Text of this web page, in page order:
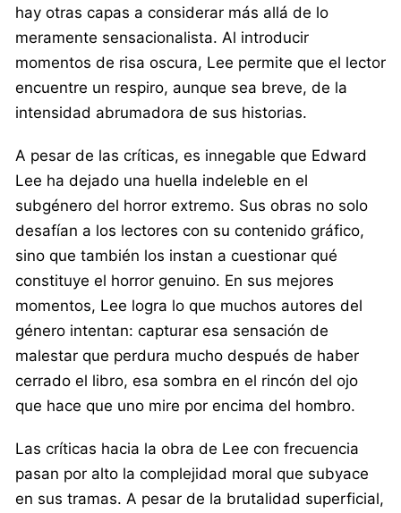
hay otras capas a considerar más allá de lo
meramente sensacionalista. Al introducir
momentos de risa oscura, Lee permite que el lector
encuentre un respiro, aunque sea breve, de la
intensidad abrumadora de sus historias.
A pesar de las críticas, es innegable que Edward
Lee ha dejado una huella indeleble en el
subgénero del horror extremo. Sus obras no solo
desafían a los lectores con su contenido gráfico,
sino que también los instan a cuestionar qué
constituye el horror genuino. En sus mejores
momentos, Lee logra lo que muchos autores del
género intentan: capturar esa sensación de
malestar que perdura mucho después de haber
cerrado el libro, esa sombra en el rincón del ojo
que hace que uno mire por encima del hombro.
Las críticas hacia la obra de Lee con frecuencia
pasan por alto la complejidad moral que subyace
en sus tramas. A pesar de la brutalidad superficial,